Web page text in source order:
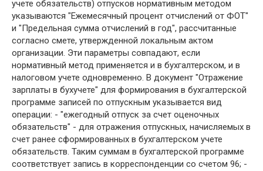
учете обязательств) отпусков нормативным методом
указываются "Ежемесячный процент отчислений от ФОТ"
и "Предельная сумма отчислений в год", рассчитанные
согласно смете, утвержденной локальным актом
организации. Эти параметры совпадают, если
нормативный метод применяется и в бухгалтерском, и в
налоговом учете одновременно. В документ "Отражение
зарплаты в бухучете" для формирования в бухгалтерской
программе записей по отпускным указывается вид
операции: - "ежегодный отпуск за счет оценочных
обязательств" - для отражения отпускных, начисляемых в
счет ранее сформированных в бухгалтерском учете
обязательств. Таким суммам в бухгалтерской программе
соответствует запись в корреспонденции со счетом 96; -